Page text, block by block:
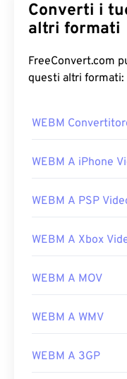
Converti i tuoi file
altri formati
FreeConvert.com può
questi altri formati:
WEBM
WEBM A iPhone
WEBM A PSP
WEBM A Xbox
WEBM A MOV
WEBM A WMV
WEBM A 3GP